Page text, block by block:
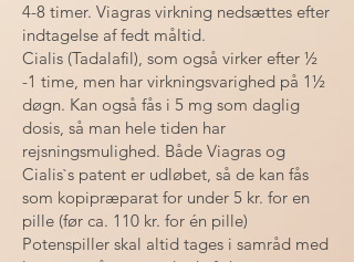
4-8 timer. Viagras virkning nedsættes efter
indtagelse af fedt måltid.
Cialis (Tadalafil), som også virker efter ½
-1 time, men har virkningsvarighed på 1½
døgn. Kan også fås i 5 mg som daglig
dosis, så man hele tiden har
rejsningsmulighed. Både Viagras og
Cialis`s patent er udløbet, så de kan fås
som kopipræparat for under 5 kr. for en
pille (før ca. 110 kr. for én pille)
Potenspiller skal altid tages i samråd med